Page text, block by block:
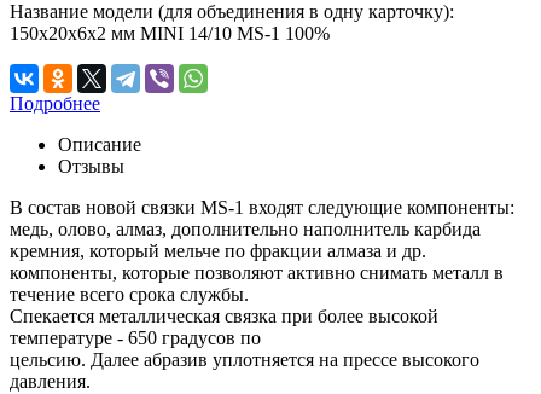
Название модели (для объединения в одну карточку):
150х20х6х2 мм MINI 14/10 MS-1 100%
Подробнее
Описание
Отзывы
В состав новой связки MS-1 входят следующие компоненты:
медь, олово, алмаз, дополнительно наполнитель карбида
кремния, который мельче по фракции алмаза и др.
компоненты, которые позволяют активно снимать металл в
течение всего срока службы.
Спекается металлическая связка при более высокой
температуре - 650 градусов по
цельсию. Далее абразив уплотняется на прессе высокого
давления.